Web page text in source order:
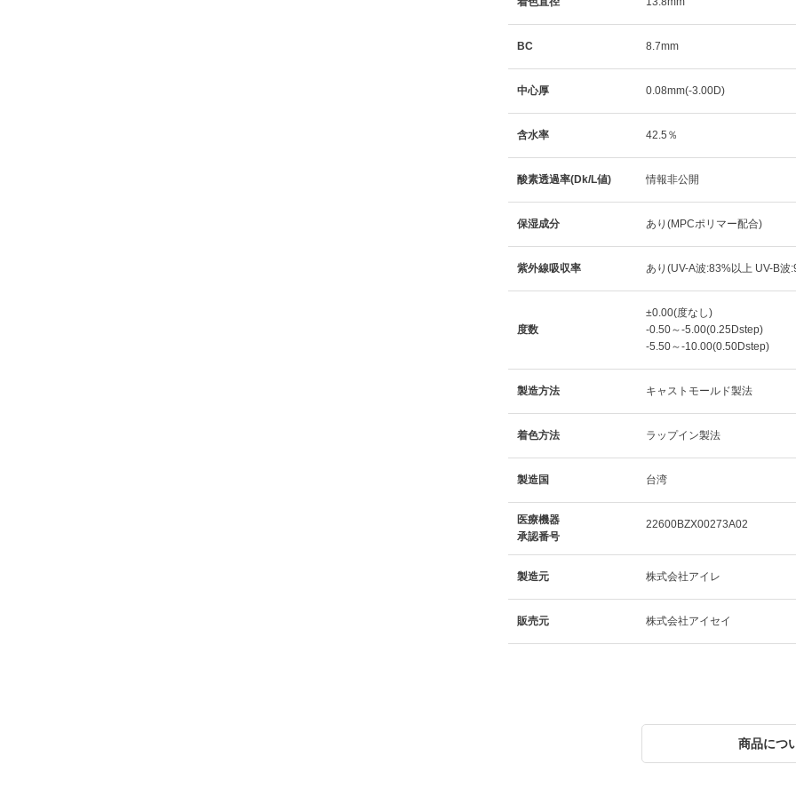
BC 8.7mm
中心厚 0.08mm(-3.00D)
含水率 42.5％
酸素透過率(Dk/L値) 情報非公開
保湿成分 あり(MPCポリマー配合)
紫外線吸収率 あり(UV-A波:83%以上 UV-B波
度数
±0.00(度なし)
-0.50～-5.00(0.25Dstep)
-5.50～-10.00(0.50Dstep)
製造方法 キャストモールド製法
着色方法 ラップイン製法
製造国 台湾
医療機器
承認番号
22600BZX00273A02
製造元 株式会社アイレ
販売元 株式会社アイセイ
商品につ